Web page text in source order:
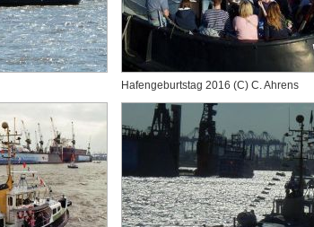
Hafengeburtstag 2016 (C) C. Ahrens